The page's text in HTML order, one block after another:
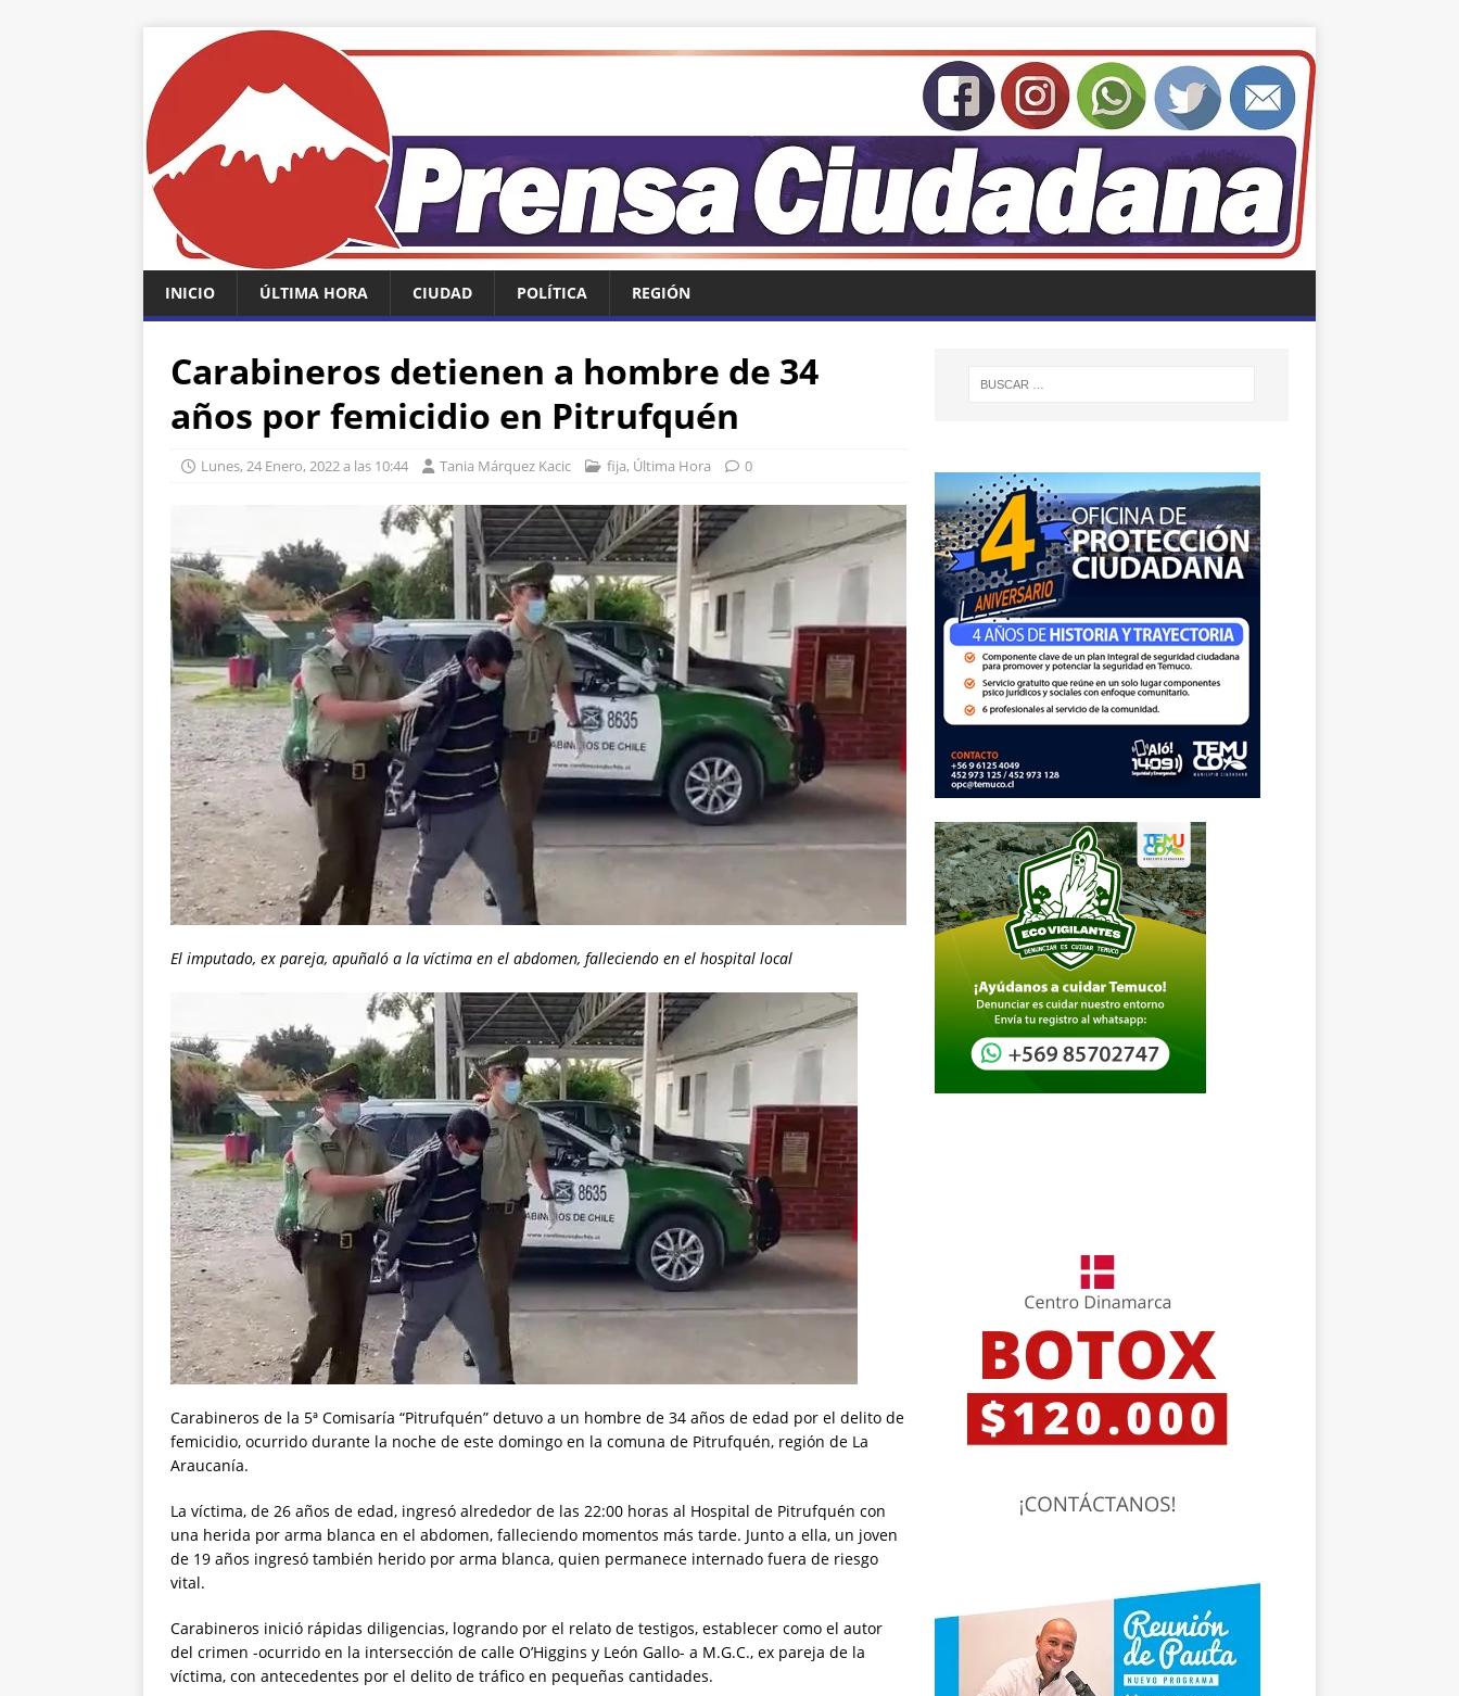
INICIO ÚLTIMA HORA CIUDAD POLÍTICA REGIÓN
Carabineros detienen a hombre de 34
años por femicidio en Pitrufquén
Lunes, 24 Enero, 2022 a las 10:44 Tania Márquez Kacic fija, Última Hora 0
El imputado, ex pareja, apuñaló a la víctima en el abdomen, falleciendo en el hospital local
Carabineros de la 5ª Comisaría “Pitrufquén” detuvo a un hombre de 34 años de edad por el delito de
femicidio, ocurrido durante la noche de este domingo en la comuna de Pitrufquén, región de La
Araucanía.
La víctima, de 26 años de edad, ingresó alrededor de las 22:00 horas al Hospital de Pitrufquén con
una herida por arma blanca en el abdomen, falleciendo momentos más tarde. Junto a ella, un joven
de 19 años ingresó también herido por arma blanca, quien permanece internado fuera de riesgo
vital.
Carabineros inició rápidas diligencias, logrando por el relato de testigos, establecer como el autor
del crimen -ocurrido en la intersección de calle O’Higgins y León Gallo- a M.G.C., ex pareja de la
víctima, con antecedentes por el delito de tráfico en pequeñas cantidades.